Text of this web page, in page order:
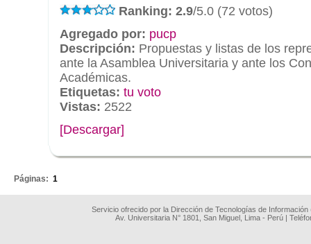
Ranking: 2.9/5.0 (72 votos)
Agregado por: pucp
Descripción: Propuestas y listas de los
ante la Asamblea Universitaria y ante los
Académicas.
Etiquetas: tu voto
Vistas: 2522
[Descargar]
Páginas: 1
Servicio ofrecido por la Dirección de Tecnologías de
Av. Universitaria N° 1801, San Miguel, Lima - Perú |